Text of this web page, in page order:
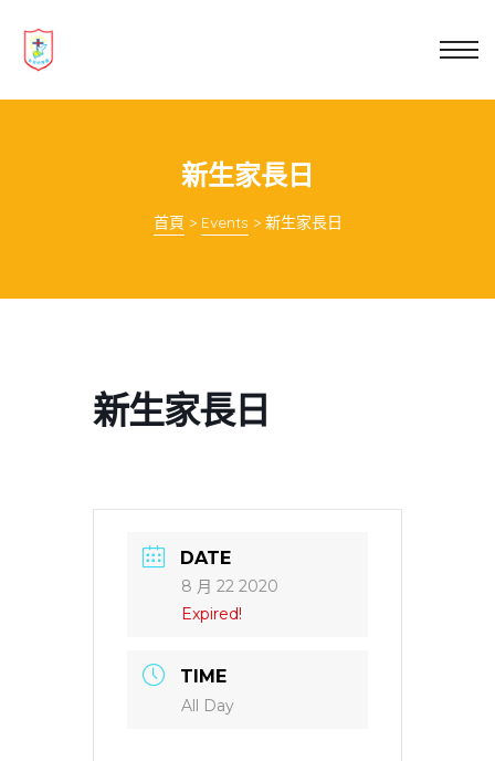
新生家長日
首頁 > Events > 新生家長日
新生家長日
DATE
8 月 22 2020
Expired!
TIME
All Day
教育